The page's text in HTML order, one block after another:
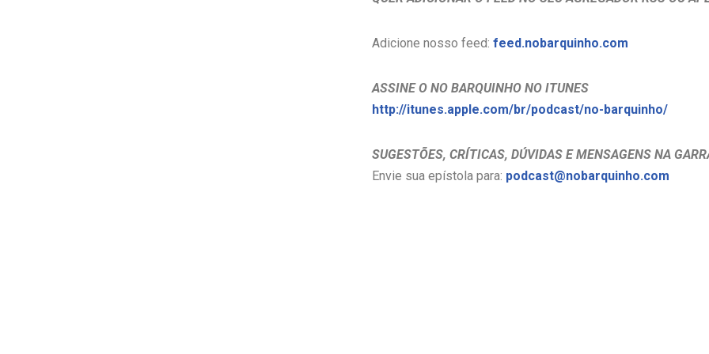
Adicione nosso feed: feed.nobarquinho.com
ASSINE O NO BARQUINHO NO ITUNES
http://itunes.apple.com/br/podcast/no-barquinho/
SUGESTÕES, CRÍTICAS, DÚVIDAS E MENSAGENS NA
Envie sua epístola para: podcast@nobarquinho.com